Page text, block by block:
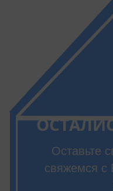
Оставьте
свяжемся